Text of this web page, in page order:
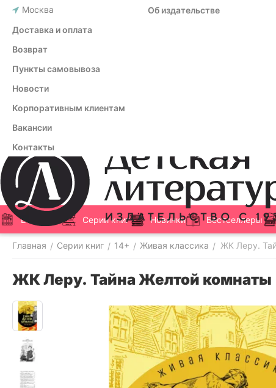
Москва
Об издательстве
Доставка и оплата
Возврат
Пункты самовывоза
Новости
Корпоративным клиентам
Вакансии
Контакты
Все книги Серии книг Новинки Бестселлеры
Главная / Серии книг / 14+ / Живая классика / ЖК Леру.
ЖК Леру. Тайна Желтой комнаты